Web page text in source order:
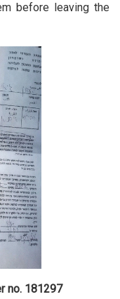
before leaving the
no. 181297